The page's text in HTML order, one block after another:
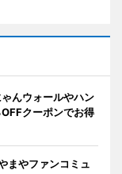
んウォールやハン
クーポンでお得
まやファンコミュ